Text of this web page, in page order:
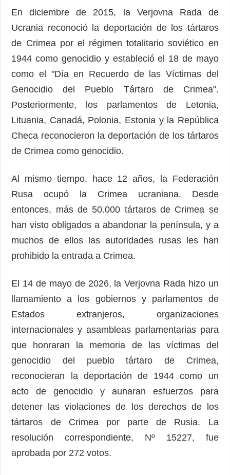
En diciembre de 2015, la Verjovna Rada de
Ucrania reconoció la deportación de los tártaros
de Crimea por el régimen totalitario soviético en
1944 como genocidio y estableció el 18 de mayo
como el "Día en Recuerdo de las Víctimas del
Genocidio del Pueblo Tártaro de Crimea".
Posteriormente, los parlamentos de Letonia,
Lituania, Canadá, Polonia, Estonia y la República
Checa reconocieron la deportación de los tártaros
de Crimea como genocidio.
Al mismo tiempo, hace 12 años, la Federación
Rusa ocupó la Crimea ucraniana. Desde
entonces, más de 50.000 tártaros de Crimea se
han visto obligados a abandonar la península, y a
muchos de ellos las autoridades rusas les han
prohibido la entrada a Crimea.
El 14 de mayo de 2026, la Verjovna Rada hizo un
llamamiento a los gobiernos y parlamentos de
Estados extranjeros, organizaciones
internacionales y asambleas parlamentarias para
que honraran la memoria de las víctimas del
genocidio del pueblo tártaro de Crimea,
reconocieran la deportación de 1944 como un
acto de genocidio y aunaran esfuerzos para
detener las violaciones de los derechos de los
tártaros de Crimea por parte de Rusia. La
resolución correspondiente, Nº 15227, fue
aprobada por 272 votos.